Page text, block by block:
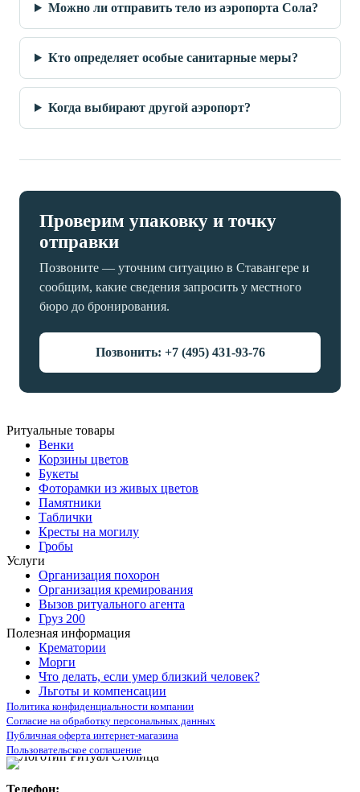
Можно ли отправить тело из аэропорта Сола?
Кто определяет особые санитарные меры?
Когда выбирают другой аэропорт?
Проверим упаковку и точку
отправки
Позвоните — уточним ситуацию в Ставангере и
сообщим, какие сведения запросить у местного
бюро до бронирования.
Позвонить: +7 (495) 431-93-76
Ритуальные товары
Венки
Корзины цветов
Букеты
Фоторамки из живых цветов
Памятники
Таблички
Кресты на могилу
Гробы
Услуги
Организация похорон
Организация кремирования
Вызов ритуального агента
Груз 200
Полезная информация
Крематории
Морги
Что делать, если умер близкий человек?
Льготы и компенсации
Политика конфиденциальности компании
Согласие на обработку персональных данных
Публичная оферта интернет-магазина
Пользовательское соглашение
Телефон: